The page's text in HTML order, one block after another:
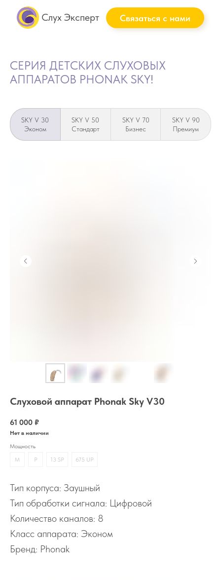
Связаться с нами
Слух Эксперт
СЕРИЯ ДЕТСКИХ СЛУХОВЫХ
АППАРАТОВ PHONAK SKY!
SKY V 30
Эконом
SKY V 50
Стандарт
SKY V 70
Бизнес
SKY V 90
Премиум
Слуховой аппарат Phonak Sky V30
61 000 ₽
Нет в наличии
Мощность
M
P 13 SP 675 UP
Тип корпуса: Заушный
Тип обработки сигнала: Цифровой
Количество каналов: 8
Класс аппарата: Эконом
Бренд: Phonak